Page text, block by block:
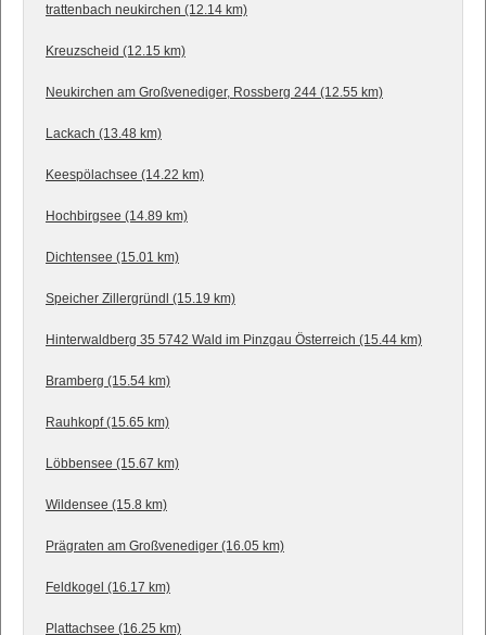
trattenbach neukirchen (12.14 km)
Kreuzscheid (12.15 km)
Neukirchen am Großvenediger, Rossberg 244 (12.55 km)
Lackach (13.48 km)
Keespölachsee (14.22 km)
Hochbirgsee (14.89 km)
Dichtensee (15.01 km)
Speicher Zillergründl (15.19 km)
Hinterwaldberg 35 5742 Wald im Pinzgau Österreich (15.44 km)
Bramberg (15.54 km)
Rauhkopf (15.65 km)
Löbbensee (15.67 km)
Wildensee (15.8 km)
Prägraten am Großvenediger (16.05 km)
Feldkogel (16.17 km)
Plattachsee (16.25 km)